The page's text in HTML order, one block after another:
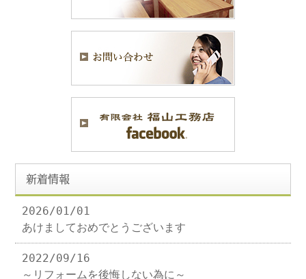
新着情報
2026/01/01
あけましておめでとうございます
2022/09/16
～リフォームを後悔しない為に～